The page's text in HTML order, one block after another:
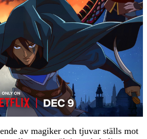
av magiker och tjuvar ställs mot